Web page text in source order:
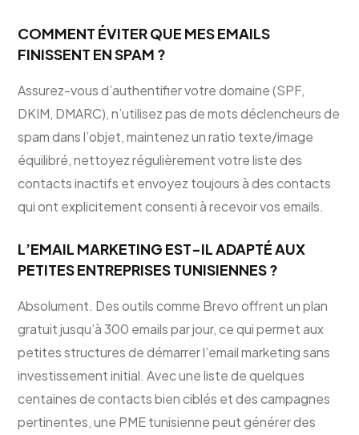
COMMENT ÉVITER QUE MES EMAILS
FINISSENT EN SPAM ?
Assurez-vous d’authentifier votre domaine (SPF,
DKIM, DMARC), n’utilisez pas de mots déclencheurs de
spam dans l’objet, maintenez un ratio texte/image
équilibré, nettoyez régulièrement votre liste des
contacts inactifs et envoyez toujours à des contacts
qui ont explicitement consenti à recevoir vos emails.
L’EMAIL MARKETING EST-IL ADAPTÉ AUX
PETITES ENTREPRISES TUNISIENNES ?
Absolument. Des outils comme Brevo offrent un plan
gratuit jusqu’à 300 emails par jour, ce qui permet aux
petites structures de démarrer l’email marketing sans
investissement initial. Avec une liste de quelques
centaines de contacts bien ciblés et des campagnes
pertinentes, une PME tunisienne peut générer des